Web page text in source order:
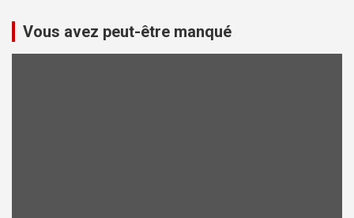
Vous avez peut-être manqué